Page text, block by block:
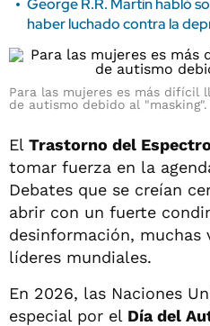
George R.R. Martin habló
haber luchado contra la
Para las mujeres es más difícil
de autismo debido al "masking".
El Trastorno del
tomar fuerza en la
Debates que se creían
abrir con un fuerte
desinformación, muchas
líderes mundiales.
En 2026, las Naciones
especial por el Día del